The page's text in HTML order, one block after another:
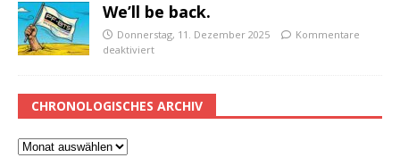
We’ll be back.
Donnerstag, 11. Dezember 2025
Kommentare
deaktiviert
CHRONOLOGISCHES ARCHIV